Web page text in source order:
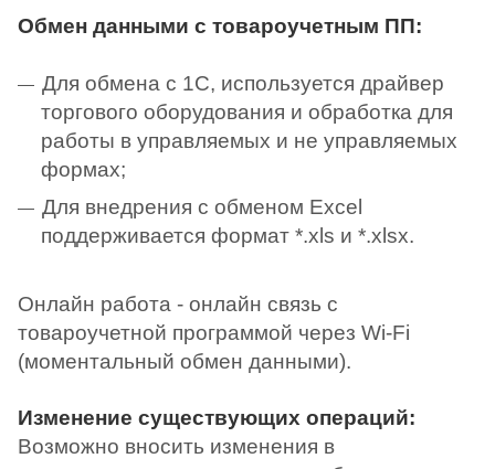
Обмен данными с товароучетным ПП:
Для обмена с 1С, используется драйвер
торгового оборудования и обработка для
работы в управляемых и не управляемых
формах;
Для внедрения с обменом Excel
поддерживается формат *.xls и *.xlsx.
Онлайн работа - онлайн связь с
товароучетной программой через Wi-Fi
(моментальный обмен данными).
Изменение существующих операций:
Возможно вносить изменения в